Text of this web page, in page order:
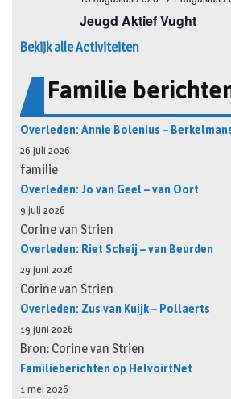
Bekijk alle Activiteiten
Familie
Overleden: Annie Bolenius –
26 juli 2026
familie
Overleden: Jo van Geel – van Oort
9 juli 2026
Corine van Strien
Overleden: Riet Scheij – van Beurden
29 juni 2026
Corine van Strien
Overleden: Zus van Kuijk – Pollaerts
19 juni 2026
Bron: Corine van Strien
Familieberichten op HelvoirtNet
1 mei 2026